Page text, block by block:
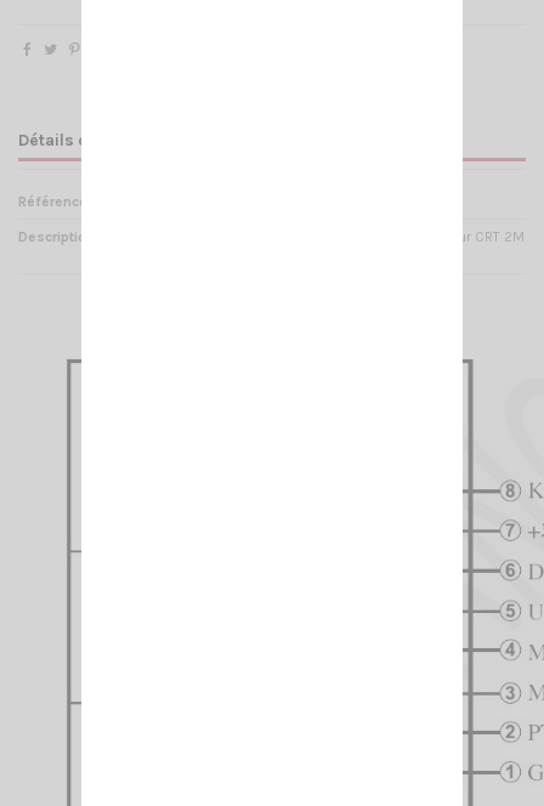
Détails du produit
Référence
Description
Micro DTMF de rechange pour CRT 2M